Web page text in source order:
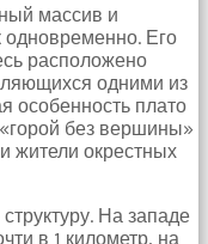
массив и
Его
расположено
одними из
особенность плато
без вершины»
жители окрестных
На западе
в 1 километр, на